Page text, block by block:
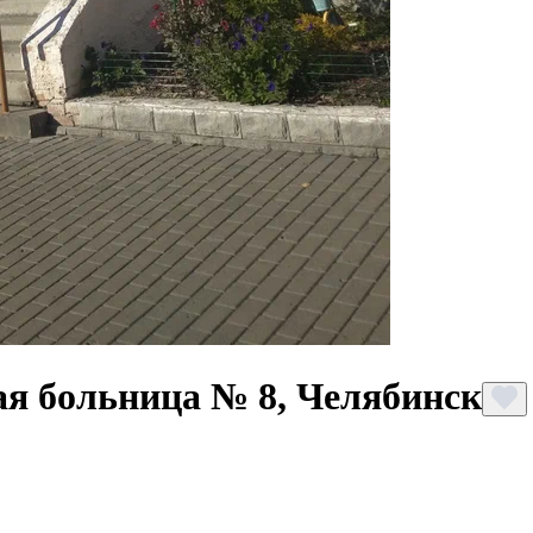
больница № 8, Челябинск